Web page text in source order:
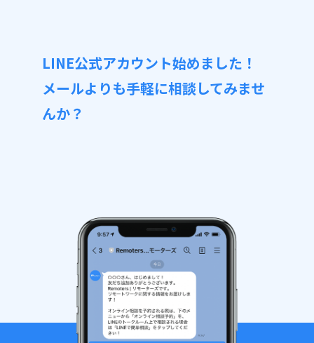
LINE公式アカウント始めました！
メールよりも手軽に相談してみませ
んか？